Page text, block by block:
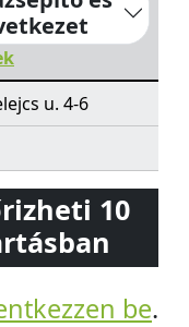
u. 4-6
10
be.